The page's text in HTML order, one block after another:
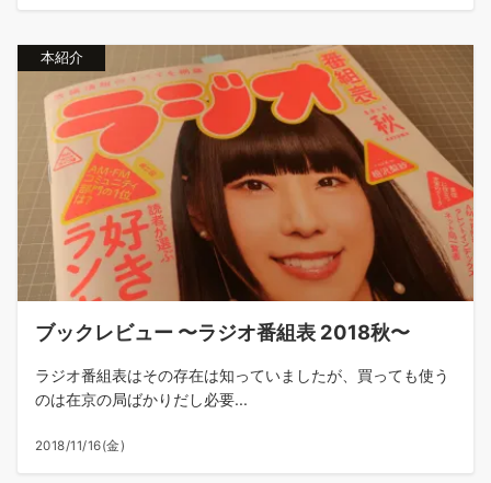
本紹介
ブックレビュー 〜ラジオ番組表 2018秋〜
ラジオ番組表はその存在は知っていましたが、買っても使う
のは在京の局ばかりだし必要...
2018/11/16(金)